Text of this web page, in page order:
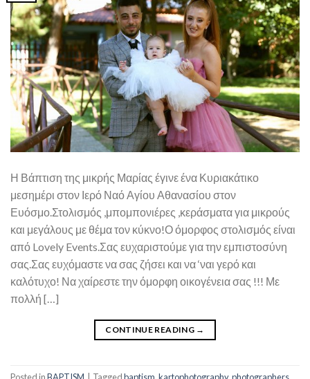
Η Βάπτιση της μικρής Μαρίας έγινε ένα Κυριακάτικο
μεσημέρι στον Ιερό Ναό Αγίου Αθανασίου στον
Ευόσμο.Στολισμός ,μπομπονιέρες ,κεράσματα για μικρούς
και μεγάλους με θέμα τον κύκνο!Ο όμορφος στολισμός είναι
από Lovely Events.Σας ευχαριστούμε για την εμπιστοσύνη
σας.Σας ευχόμαστε να σας ζήσει και να ‘ναι γερό και
καλότυχο! Να χαίρεστε την όμορφη οικογένεια σας !!! Με
πολλή […]
CONTINUE READING →